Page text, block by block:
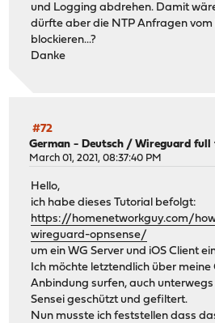
und Logging abdrehen. Damit
dürfte aber die NTP Anfragen
blockieren...?
Danke
#72
German - Deutsch /Wireguard full
March 01, 2021, 08:37:40 PM
Hello,
ich habe dieses Tutorial befolgt:
https://homenetworkguy.com/
wireguard-opnsense/
um ein WG Server und iOS Client
Ich möchte letztendlich über
Anbindung surfen, auch unterwegs
Sensei geschützt und gefiltert.
Nun musste ich feststellen dass